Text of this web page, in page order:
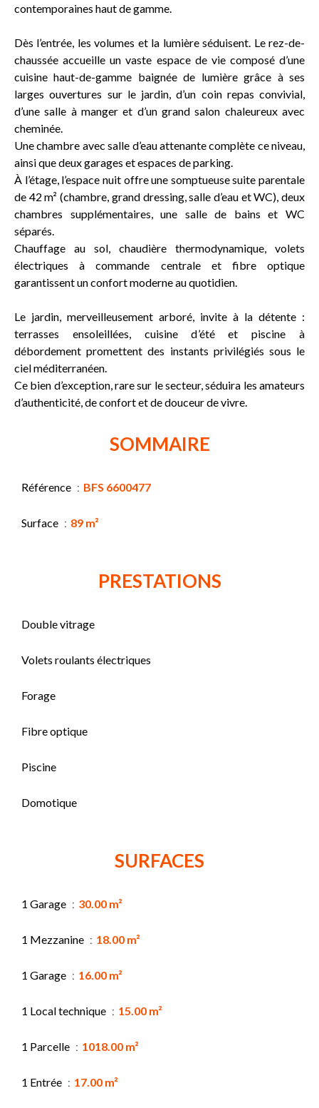
contemporaines haut de gamme.
Dès l’entrée, les volumes et la lumière séduisent. Le rez-de-
chaussée accueille un vaste espace de vie composé d’une
cuisine haut-de-gamme baignée de lumière grâce à ses
larges ouvertures sur le jardin, d’un coin repas convivial,
d’une salle à manger et d’un grand salon chaleureux avec
cheminée.
Une chambre avec salle d’eau attenante complète ce niveau,
ainsi que deux garages et espaces de parking.
À l’étage, l’espace nuit offre une somptueuse suite parentale
de 42 m² (chambre, grand dressing, salle d’eau et WC), deux
chambres supplémentaires, une salle de bains et WC
séparés.
Chauffage au sol, chaudière thermodynamique, volets
électriques à commande centrale et fibre optique
garantissent un confort moderne au quotidien.
Le jardin, merveilleusement arboré, invite à la détente :
terrasses ensoleillées, cuisine d’été et piscine à
débordement promettent des instants privilégiés sous le
ciel méditerranéen.
Ce bien d’exception, rare sur le secteur, séduira les amateurs
d’authenticité, de confort et de douceur de vivre.
SOMMAIRE
Référence BFS 6600477
Surface 89 m²
PRESTATIONS
Double vitrage
Volets roulants électriques
Forage
Fibre optique
Piscine
Domotique
SURFACES
1 Garage 30.00 m²
1 Mezzanine 18.00 m²
1 Garage 16.00 m²
1 Local technique 15.00 m²
1 Parcelle 1018.00 m²
1 Entrée 17.00 m²